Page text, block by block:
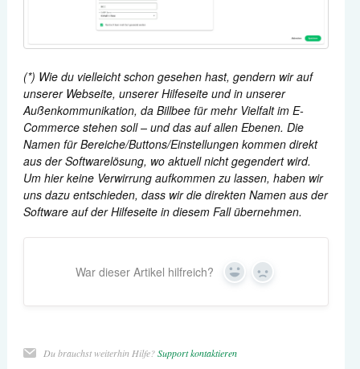
(*) Wie du vielleicht schon gesehen hast, gendern wir auf
unserer Webseite, unserer Hilfeseite und in unserer
Außenkommunikation, da Billbee für mehr Vielfalt im E-
Commerce stehen soll – und das auf allen Ebenen. Die
Namen für Bereiche/Buttons/Einstellungen kommen direkt
aus der Softwarelösung, wo aktuell nicht gegendert wird.
Um hier keine Verwirrung aufkommen zu lassen, haben wir
uns dazu entschieden, dass wir die direkten Namen aus der
Software auf der Hilfeseite in diesem Fall übernehmen.
War dieser Artikel hilfreich? Yes No
Du brauchst weiterhin Hilfe?Support kontaktieren